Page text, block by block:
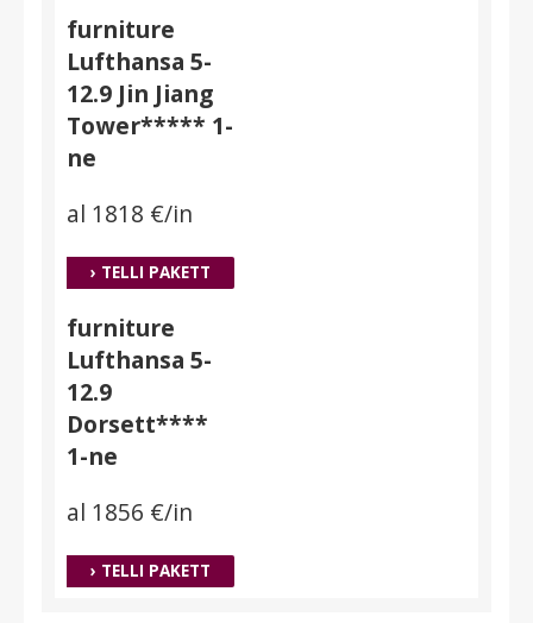
furniture
Lufthansa 5-
12.9 Jin Jiang
Tower***** 1-
ne
al 1818 €/in
› TELLI PAKETT
furniture
Lufthansa 5-
12.9
Dorsett****
1-ne
al 1856 €/in
› TELLI PAKETT